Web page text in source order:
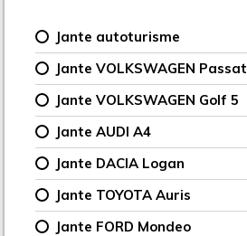
Jante autoturisme
Jante VOLKSWAGEN Passat
Jante VOLKSWAGEN Golf 5
Jante AUDI A4
Jante DACIA Logan
Jante TOYOTA Auris
Jante FORD Mondeo